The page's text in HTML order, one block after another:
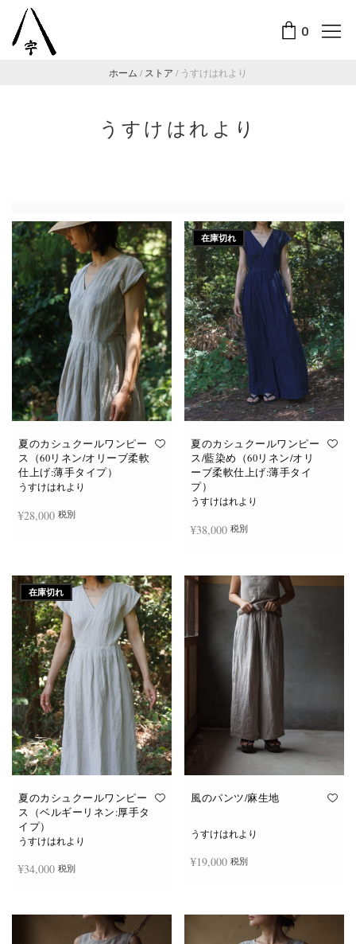
0
ホーム / ストア / うすけはれより
うすけはれより
夏のカシュクールワンピー
ス（60リネン/オリーブ柔軟
仕上げ:薄手タイプ）
うすけはれより
¥28,000 税別
在庫切れ
夏のカシュクールワンピー
ス/藍染め（60リネン/オリ
ーブ柔軟仕上げ:薄手タイ
プ）
うすけはれより
¥38,000 税別
在庫切れ
夏のカシュクールワンピー
ス（ベルギーリネン:厚手タ
イプ）
うすけはれより
¥34,000 税別
風のパンツ/麻生地
うすけはれより
¥19,000 税別